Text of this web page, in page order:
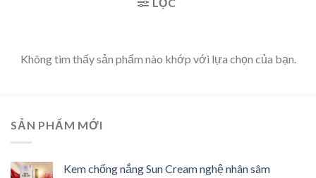
Không tìm thấy sản phẩm nào khớp với lựa chọn của bạn.
SẢN PHẨM MỚI
Kem chống nắng Sun Cream nghệ nhân sâm